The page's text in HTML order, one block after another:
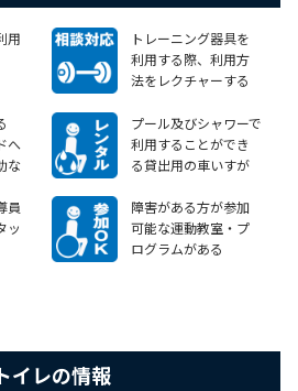
用
トレーニング器具を
利用する際、利用方
法をレクチャーする
らのニーズに対して相
談等に応じることが
できる
へ
な
談
で
プール及びシャワーで
利用することができ
る貸出用の車いすが
員
ッ
障害がある方が参加
可能な運動教室・プ
ログラムがある
イレの情報